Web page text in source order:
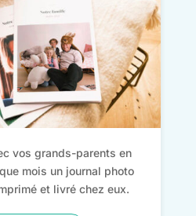
vos grands-parents en
mois un journal photo
et livré chez eux.